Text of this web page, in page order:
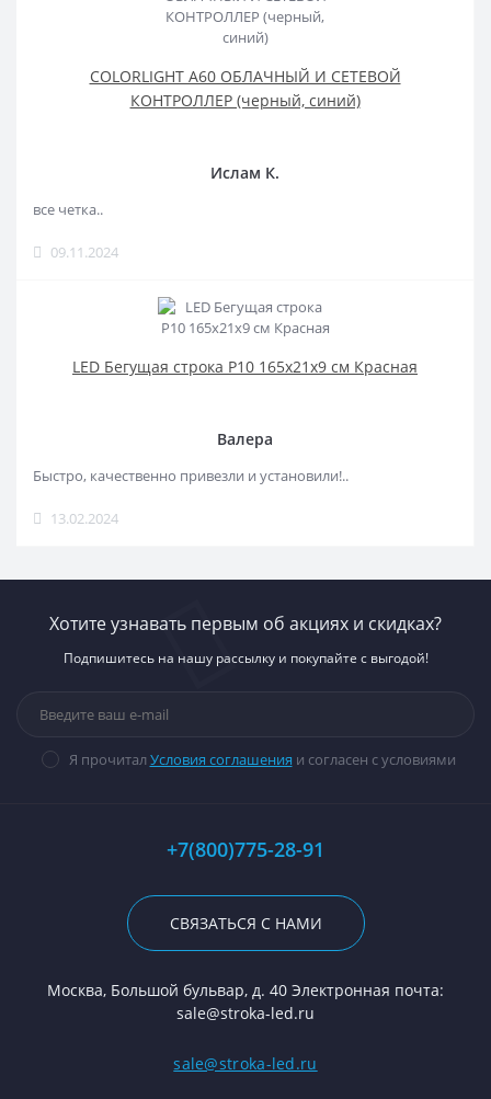
COLORLIGHT A60 ОБЛАЧНЫЙ И СЕТЕВОЙ
КОНТРОЛЛЕР (черный, синий)
Ислам К.
все четка..
09.11.2024
LED Бегущая строка Р10 165x21x9 см Красная
Валера
Быстро, качественно привезли и установили!..
13.02.2024
Хотите узнавать первым об акциях и скидках?
Подпишитесь на нашу рассылку и покупайте с выгодой!
Я прочитал Условия соглашения и согласен с условиями
+7(800)775-28-91
СВЯЗАТЬСЯ С НАМИ
Москва, Большой бульвар, д. 40 Электронная почта:
sale@stroka-led.ru
sale@stroka-led.ru